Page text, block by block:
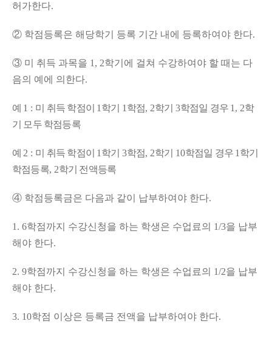
허가한다.
② 학점등록은 해당학기 등록 기간 내에 등록하여야 한다.
③ 미 취득 과목을 1, 2학기에 걸쳐 수강하여야 할 때는 다
음의 예에 의한다.
예 1 : 미 취득 학점이 1 학기 1 학점, 2학기 3학점일 경우 1, 2학
기 모두 학점등록
예 2 : 미 취득 학점이 1 학기 3학점, 2학기 10학점일 경우 1 학기
학점등록, 2학기 전액등록
④ 학점등록금은 다음과 같이 납부하여야 한다.
1. 6학점까지 수강신청을 하는 학생은 수업료의 1/3을 납부
해야 한다.
2. 9학점까지 수강신청을 하는 학생은 수업료의 1/2을 납부
해야 한다.
3. 10학점 이상은 등록금 전액을 납부하여야 한다.